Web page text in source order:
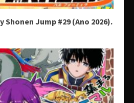
Shonen Jump #29 (Ano 2026).